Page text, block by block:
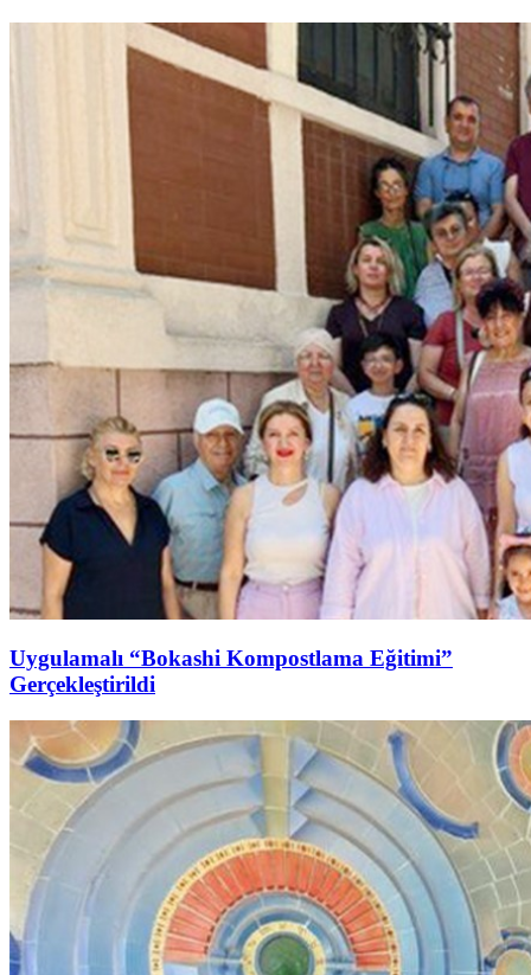
Uygulamalı “Bokashi Kompostlama Eğitimi”
Gerçekleştirildi